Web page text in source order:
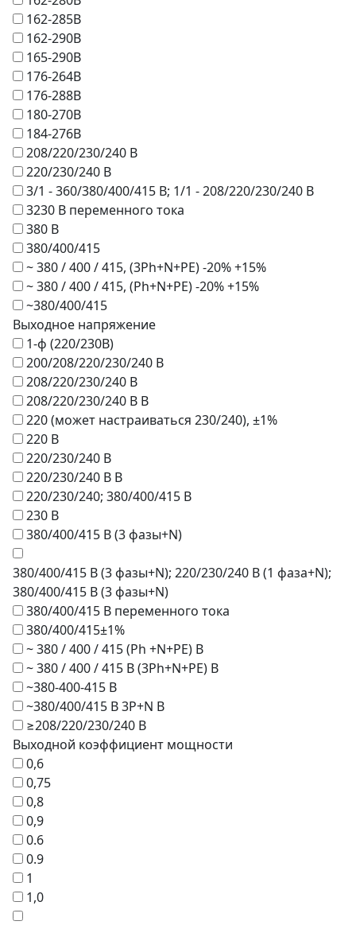
162-285В
162-290В
165-290В
176-264В
176-288В
180-270В
184-276В
208/220/230/240 В
220/230/240 В
3/1 - 360/380/400/415 В; 1/1 - 208/220/230/240 В
3230 В переменного тока
380 В
380/400/415
~ 380 / 400 / 415, (3Ph+N+PE) -20% +15%
~ 380 / 400 / 415, (Рh+N+PE) -20% +15%
~380/400/415
Выходное напряжение
1-ф (220/230В)
200/208/220/230/240 В
208/220/230/240 В
208/220/230/240 В В
220 (может настраиваться 230/240), ±1%
220 В
220/230/240 В
220/230/240 В В
220/230/240; 380/400/415 В
230 В
380/400/415 В (3 фазы+N)
380/400/415 В (3 фазы+N); 220/230/240 В (1 фаза+N);
380/400/415 В (3 фазы+N)
380/400/415 В переменного тока
380/400/415±1%
~ 380 / 400 / 415 (Ph +N+PE) В
~ 380 / 400 / 415 В (3Ph+N+PE) В
~380-400-415 В
~380/400/415 В 3P+N В
≥208/220/230/240 В
Выходной коэффициент мощности
0,6
0,75
0,8
0,9
0.6
0.9
1
1,0